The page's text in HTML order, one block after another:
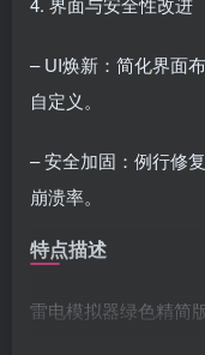
– UI焕新：简化界面
自定义。
– 安全加固：例行修
崩溃率。
特点描述
雷电模拟器绿色精简